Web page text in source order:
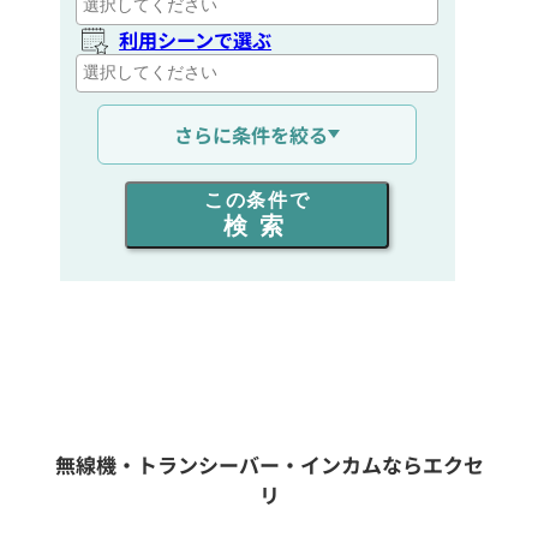
利用シーンで選ぶ
通信距離を選ぶ
出力を選ぶ
同時通話人数を選ぶ
フリーワード入力(製品名等)
さらに条件を絞る
この条件で
検索
無線機・トランシーバー・インカムならエクセ
リ